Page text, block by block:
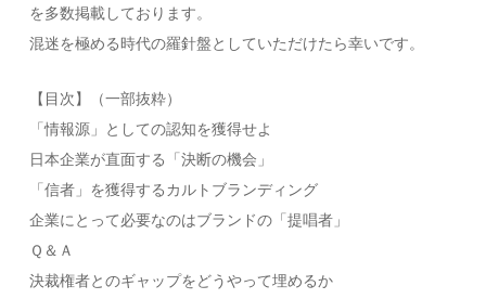
を多数掲載しております。
混迷を極める時代の羅針盤としていただけたら幸いです。
【目次】（一部抜粋）
「情報源」としての認知を獲得せよ
日本企業が直面する「決断の機会」
「信者」を獲得するカルトブランディング
企業にとって必要なのはブランドの「提唱者」
Ｑ＆Ａ
決裁権者とのギャップをどうやって埋めるか